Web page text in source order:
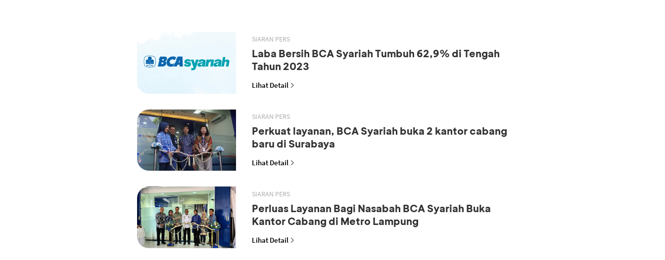
SIARAN PERS
Laba Bersih BCA Syariah Tumbuh 62,9% di Tengah
Tahun 2023
Lihat Detail
SIARAN PERS
Perkuat layanan, BCA Syariah buka 2 kantor cabang
baru di Surabaya
Lihat Detail
SIARAN PERS
Perluas Layanan Bagi Nasabah BCA Syariah Buka
Kantor Cabang di Metro Lampung
Lihat Detail